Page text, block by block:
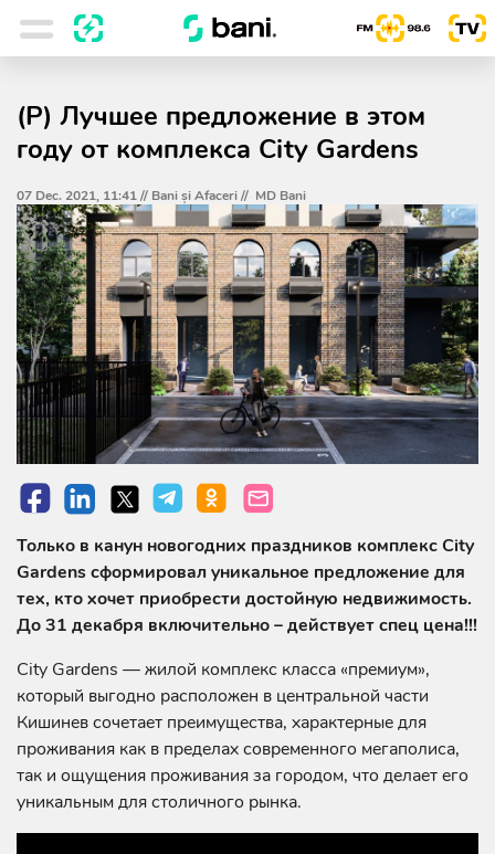
(P) Лучшее предложение в этом
году от комплекса City Gardens
07 Dec. 2021, 11:41 // Bani și Afaceri// MD Bani
Только в канун новогодних праздников комплекс City
Gardens сформировал уникальное предложение для
тех, кто хочет приобрести достойную недвижимость.
До 31 декабря включительно – действует спец цена!!!
City Gardens — жилой комплекс класса «премиум»,
который выгодно расположен в центральной части
Кишинев сочетает преимущества, характерные для
проживания как в пределах современного мегаполиса,
так и ощущения проживания за городом, что делает его
уникальным для столичного рынка.